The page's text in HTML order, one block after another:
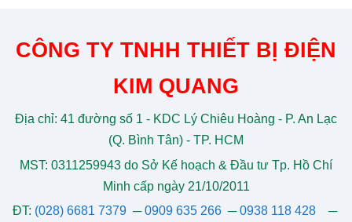
CÔNG TY TNHH THIẾT BỊ ĐIỆN
KIM QUANG
Địa chỉ: 41 đường số 1 - KDC Lý Chiêu Hoàng - P. An Lạc
(Q. Bình Tân) - TP. HCM
MST: 0311259943 do Sở Kế hoạch & Đầu tư Tp. Hồ Chí
Minh cấp ngày 21/10/2011
ĐT: (028) 6681 7379 ─0909 635 266─0938 118 428─